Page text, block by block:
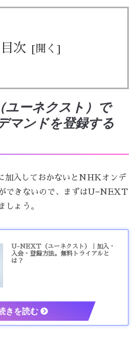
目次
ユーネクスト）で
マンドを登録する
加入しておかないとNHKオンデ
できないので、まずはU−NEXT
しょう。
U-NEXT（ユーネクスト）｜加入・
入会・登録方法。無料トライアルと
は？